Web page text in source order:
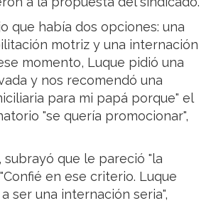
que había dos opciones: una
motriz y una internación
momento, Luque pidió una
y nos recomendó una
para mi papá porque" el
"se quería promocionar",
subrayó que le pareció "la
en ese criterio. Luque
ser una internación seria",